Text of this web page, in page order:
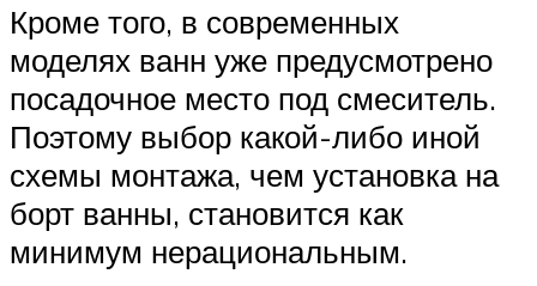
Кроме того, в современных
моделях ванн уже предусмотрено
посадочное место под смеситель.
Поэтому выбор какой-либо иной
схемы монтажа, чем установка на
борт ванны, становится как
минимум нерациональным.